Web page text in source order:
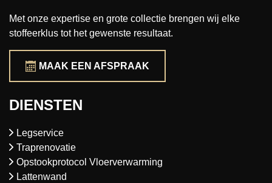
Met onze expertise en grote collectie brengen wij elke
stoffeerklus tot het gewenste resultaat.
MAAK EEN AFSPRAAK
DIENSTEN
Legservice
Traprenovatie
Opstookprotocol Vloerverwarming
Lattenwand